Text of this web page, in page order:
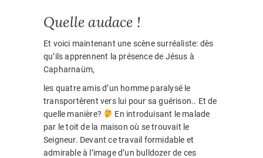
Quelle audace !
Et voici maintenant une scène surréaliste: dès
qu’ils apprennent la présence de Jésus à
Capharnaüm,
les quatre amis d’un homme paralysé le
transportèrent vers lui pour sa guérison.. Et de
quelle manière?
En introduisant le malade
par le toit de la maison où se trouvait le
Seigneur. Devant ce travail formidable et
admirable à l’image d’un bulldozer de ces